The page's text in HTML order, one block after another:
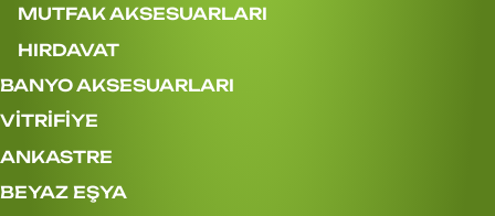
MUTFAK AKSESUARLARI
HIRDAVAT
BANYO AKSESUARLARI
VİTRİFİYE
ANKASTRE
BEYAZ EŞYA